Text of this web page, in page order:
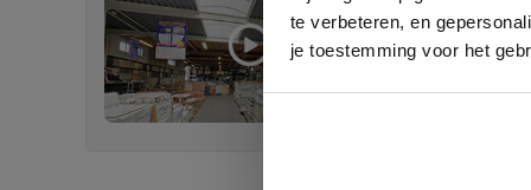
te verbeteren, en
je toestemming voor het